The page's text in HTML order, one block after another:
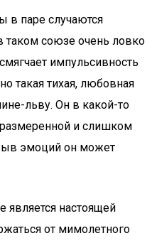
в паре случаются
таком союзе очень ловко
импульсивность
такая тихая, любовная
льву. Он в какой-то
и слишком
эмоций он может
настоящей
от мимолетного